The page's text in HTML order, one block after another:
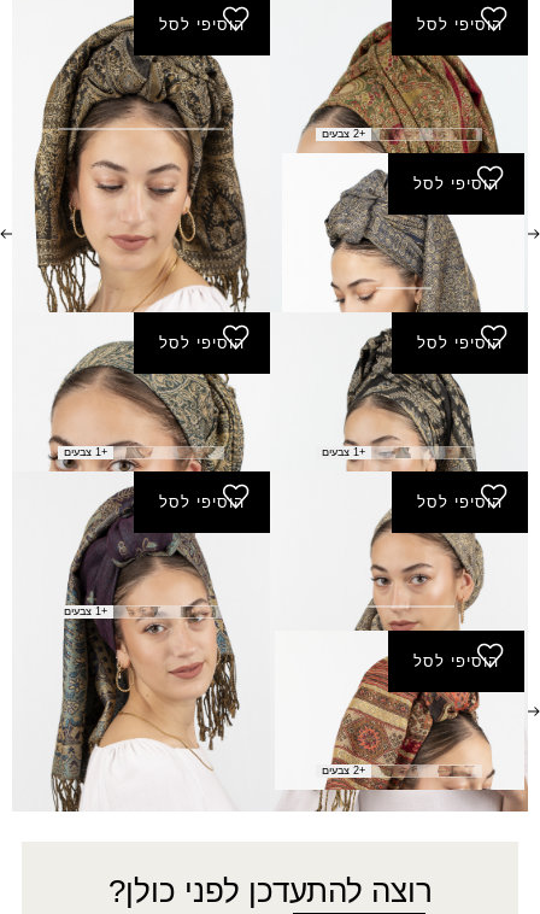
הוסיפי לסל
פשמינה לשם
₪40.00
+2 צבעים
הוסיפי לסל
פשמינה ספיר
₪40.00
הוסיפי לסל
פשמינה אודם
₪40.00
הוסיפי לסל
פשמינה דקלה נצנץ
₪40.00
+1 צבעים
הוסיפי לסל
פשמינה הדסה
40.00
+1 צבעים
הוסיפי לסל
פשמינה מיקה נצנץ
₪40.00
הוסיפי לסל
פשמינה נווה
₪40.00
+1 צבעים
הוסיפי לסל
פשמינה פסים זהב
₪40.00
+2 צבעים
רוצה להתעדכן לפני כולן?